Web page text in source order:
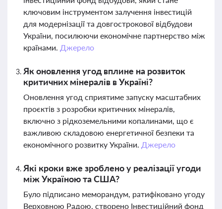
ключовим інструментом залучення інвестицій
для модернізації та довгострокової відбудови
України, посилюючи економічне партнерство між
країнами. Джерело
Як оновлення угод вплине на розвиток
критичних мінералів в Україні?
Оновлення угод сприятиме запуску масштабних
проєктів з розробки критичних мінералів,
включно з рідкоземельними копалинами, що є
важливою складовою енергетичної безпеки та
економічного розвитку України. Джерело
Які кроки вже зроблено у реалізації угоди
між Україною та США?
Було підписано меморандум, ратифіковано угоду
Верховною Радою, створено Інвестиційний фонд